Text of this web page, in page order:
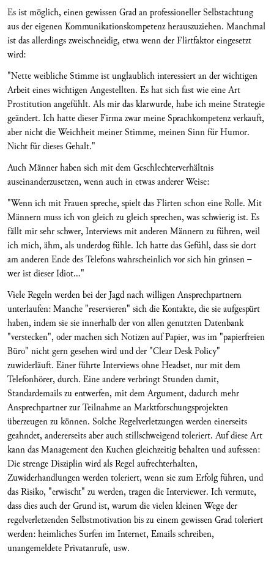
Es ist möglich, einen gewissen Grad an professioneller Selbstachtung
aus der eigenen Kommunikationskompetenz herauszuziehen. Manchmal
ist das allerdings zweischneidig, etwa wenn der Flirtfaktor eingesetzt
wird:
"Nette weibliche Stimme ist unglaublich interessiert an der wichtigen
Arbeit eines wichtigen Angestellten. Es hat sich fast wie eine Art
Prostitution angefühlt. Als mir das klarwurde, habe ich meine Strategie
geändert. Ich hatte dieser Firma zwar meine Sprachkompetenz verkauft,
aber nicht die Weichheit meiner Stimme, meinen Sinn für Humor.
Nicht für dieses Gehalt."
Auch Männer haben sich mit dem Geschlechterverhältnis
auseinanderzusetzen, wenn auch in etwas anderer Weise:
"Wenn ich mit Frauen spreche, spielt das Flirten schon eine Rolle. Mit
Männern muss ich von gleich zu gleich sprechen, was schwierig ist. Es
fällt mir sehr schwer, Interviews mit anderen Männern zu führen, weil
ich mich, ähm, als underdog fühle. Ich hatte das Gefühl, dass sie dort
am anderen Ende des Telefons wahrscheinlich vor sich hin grinsen –
wer ist dieser Idiot..."
Viele Regeln werden bei der Jagd nach willigen Ansprechpartnern
unterlaufen: Manche "reservieren" sich die Kontakte, die sie aufgespürt
haben, indem sie sie innerhalb der von allen genutzten Datenbank
"verstecken", oder machen sich Notizen auf Papier, was im "papierfreien
Büro" nicht gern gesehen wird und der "Clear Desk Policy"
zuwiderläuft. Einer führte Interviews ohne Headset, nur mit dem
Telefonhörer, durch. Eine andere verbringt Stunden damit,
Standardemails zu entwerfen, mit dem Argument, dadurch mehr
Ansprechpartner zur Teilnahme an Marktforschungsprojekten
überzeugen zu können. Solche Regelverletzungen werden einerseits
geahndet, andererseits aber auch stillschweigend toleriert. Auf diese Art
kann das Management den Kuchen gleichzeitig behalten und aufessen:
Die strenge Disziplin wird als Regel aufrechterhalten,
Zuwiderhandlungen werden toleriert, wenn sie zum Erfolg führen, und
das Risiko, "erwischt" zu werden, tragen die Interviewer. Ich vermute,
dass dies auch der Grund ist, warum die vielen kleinen Wege der
regelverletzenden Selbstmotivation bis zu einem gewissen Grad toleriert
werden: heimliches Surfen im Internet, Emails schreiben,
unangemeldete Privatanrufe, usw.